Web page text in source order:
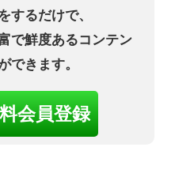
するだけで、
で鮮度あるコンテン
できます。
会員登録